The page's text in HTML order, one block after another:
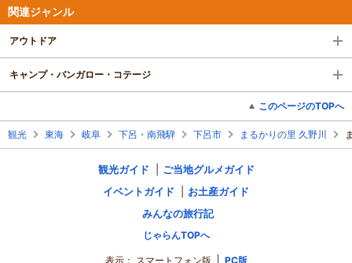
関連ジャンル
アウトドア
キャンプ・バンガロー・コテージ
このページのTOPへ
観光 東海 岐阜 下呂・南飛騨 下呂市 まるかりの里 久野川
観光ガイド
ご当地グルメガイド
イベントガイド
お土産ガイド
みんなの旅行記
じゃらんTOPへ
表示： スマートフォン版 PC版